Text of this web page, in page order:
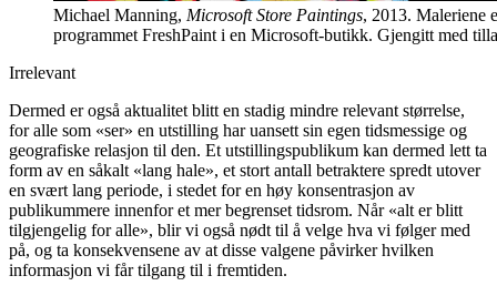
Michael Manning, Microsoft Store Paintings, 2013. Maleriene
programmet FreshPaint i en Microsoft-butikk. Gjengitt med
Irrelevant
Dermed er også aktualitet blitt en stadig mindre relevant størrelse,
for alle som «ser» en utstilling har uansett sin egen tidsmessige og
geografiske relasjon til den. Et utstillingspublikum kan dermed lett ta
form av en såkalt «lang hale», et stort antall betraktere spredt utover
en svært lang periode, i stedet for en høy konsentrasjon av
publikummere innenfor et mer begrenset tidsrom. Når «alt er blitt
tilgjengelig for alle», blir vi også nødt til å velge hva vi følger med
på, og ta konsekvensene av at disse valgene påvirker hvilken
informasjon vi får tilgang til i fremtiden.